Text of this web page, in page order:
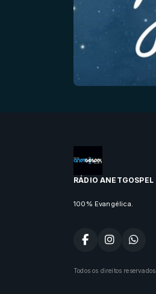
RÁDIO ANETGOSPEL
100% Evangélica.
Todos os direitos reservados.